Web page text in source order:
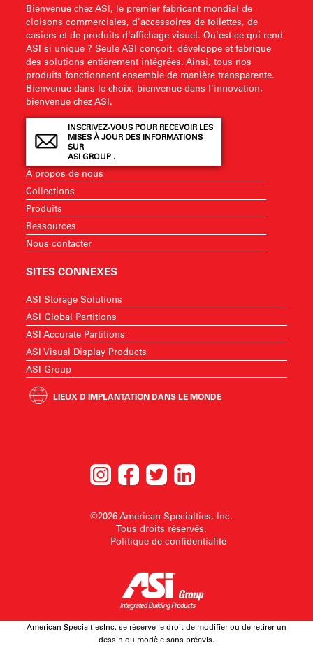
Bienvenue chez ASI, le premier fabricant mondial de
cloisons commerciales, d'accessoires de toilettes, de
casiers et de produits d'affichage visuel. Qu'est-ce qui rend
ASI si unique ? Seule ASI conçoit, développe et fabrique
des solutions entièrement intégrées. Ainsi, tous nos
produits fonctionnent ensemble de manière transparente.
Bienvenue dans le choix, bienvenue dans l'innovation,
bienvenue chez ASI.
INSCRIVEZ-VOUS POUR RECEVOIR LES
MISES À JOUR DES INFORMATIONS
SUR
ASI GROUP .
À propos de nous
Collections
Produits
Ressources
Nous contacter
SITES CONNEXES
ASI Storage Solutions
ASI Global Partitions
ASI Accurate Partitions
ASI Visual Display Products
ASI Group
LIEUX D'IMPLANTATION DANS LE MONDE
©2026 American Specialties, Inc.
Tous droits réservés.
Politique de confidentialité
American SpecialtiesInc. se réserve le droit de modifier ou de retirer un
dessin ou modèle sans préavis.